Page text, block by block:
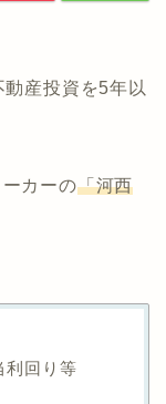
産投資を5年以
カーの「河西
利回り等